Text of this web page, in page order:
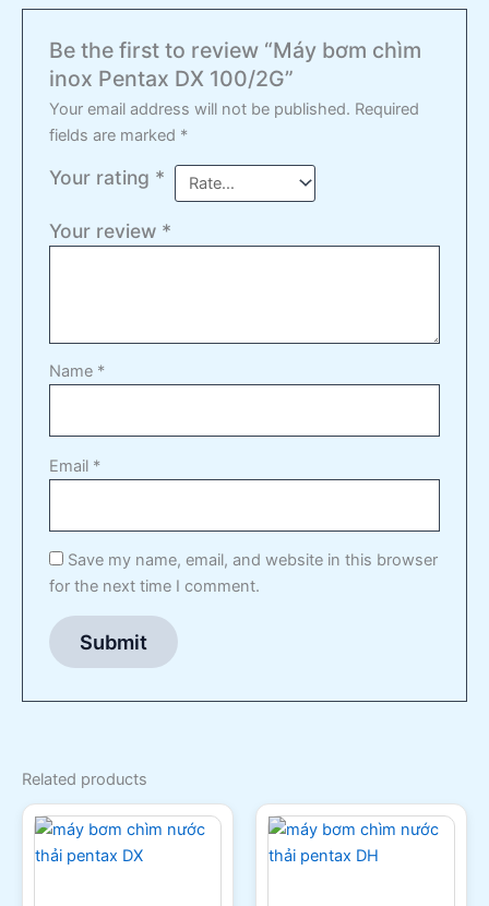
Be the first to review “Máy bơm chìm
inox Pentax DX 100/2G”
Your email address will not be published. Required
fields are marked *
Your rating *
Your review *
Name *
Email *
Save my name, email, and website in this browser
for the next time I comment.
Related products